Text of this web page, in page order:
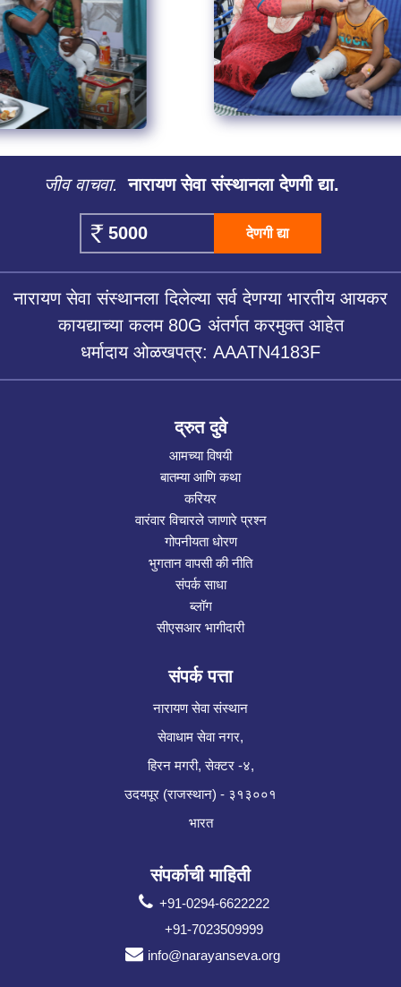
जीव वाचवा. नारायण सेवा संस्थानला देणगी द्या.
देणगी द्या
नारायण सेवा संस्थानला दिलेल्या सर्व देणग्या भारतीय आयकर
कायद्याच्या कलम 80G अंतर्गत करमुक्त आहेत
धर्मादाय ओळखपत्र: AAATN4183F
द्रुत दुवे
आमच्या विषयी
बातम्या आणि कथा
करियर
वारंवार विचारले जाणारे प्रश्न
गोपनीयता धोरण
भुगतान वापसी की नीति
संपर्क साधा
ब्लॉग
सीएसआर भागीदारी
संपर्क पत्ता
नारायण सेवा संस्थान
सेवाधाम सेवा नगर,
हिरन मगरी, सेक्टर -४,
उदयपूर (राजस्थान) - ३१३००१
भारत
संपर्काची माहिती
+91-0294-6622222
+91-7023509999
info@narayanseva.org